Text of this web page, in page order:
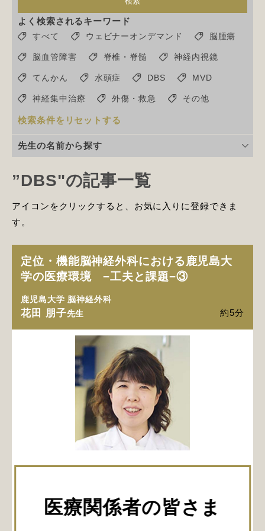
医療関係者の皆さま
よく検索されるキーワード
すべて ウェビナーオンデマンド 脳腫瘍
脳血管障害 脊椎・脊髄 神経内視鏡
てんかん 水頭症 DBS MVD
神経集中治療 外傷・救急 その他
検索条件をリセットする
先生の名前から探す
”DBS"の記事一覧
アイコンをクリックすると、お気に入りに登録できま
す。
定位・機能脳神経外科における鹿児島大
学の医療環境 −工夫と課題−③
鹿児島大学 脳神経外科
花田 朋子先生 約5分
例に対して、良く調べ、準備し、必要に応じて経験豊富
な医師に支援を仰ぎ、自施設で治療を完結する努力が大